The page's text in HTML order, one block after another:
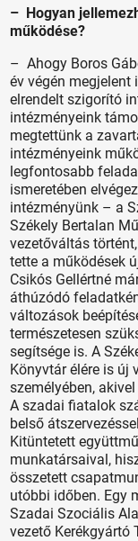
– Hogyan
működése?
– Ahogy Boros
év végén
elrendelt szigorító
intézményeink
megtettünk a
intézményeink
legfontosabb
ismeretében
intézményünk – a
Székely Bertalan
vezetőváltás
tette a működések
Csikós Gellértné
áthúzódó
változások
természetesen
segítsége is. A
Könyvtár élére is új
személyében,
A szadai fiatalok
belső
Kitüntetett
munkatársaival,
összetett
utóbbi időben. Egy
Szadai Szociális
vezető Kerékgyártó